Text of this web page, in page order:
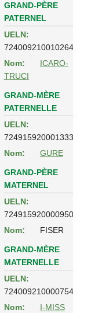
GRAND-PÈRE
PATERNEL
UELN:
724009210010264
Nom:
ICARO-
TRUCI
GRAND-MÈRE
PATERNELLE
UELN:
724915920001333
Nom:
GURE
GRAND-PÈRE
MATERNEL
UELN:
724915920000950
Nom:
FISER
GRAND-MÈRE
MATERNELLE
UELN:
724009210000754
Nom:
I-MISS